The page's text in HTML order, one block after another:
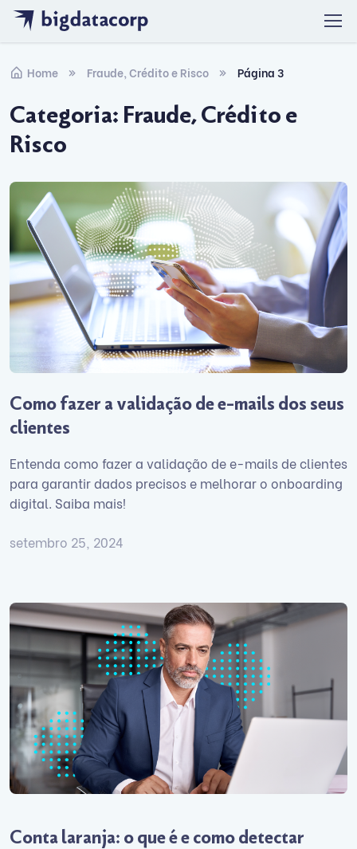
Skip to navigation
Skip to content
Home Fraude, Crédito e Risco Página 3
Categoria: Fraude, Crédito e
Risco
Como fazer a validação de e-mails dos seus
clientes
Entenda como fazer a validação de e-mails de clientes
para garantir dados precisos e melhorar o onboarding
digital. Saiba mais!
setembro 25, 2024
Conta laranja: o que é e como detectar